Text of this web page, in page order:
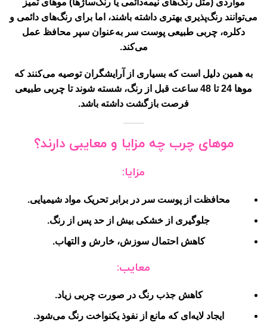
می‌توانند رنگ‌پذیری بهتری داشته باشند، اما برای رنگ‌های دائمی و
دکلره، چربی طبیعی پوست سر به‌عنوان سپر محافظ عمل
می‌کند.
به همین دلیل است که بسیاری از آرایشگران توصیه می‌کنند که
موها 24 تا 48 ساعت قبل از رنگ، شسته شوند تا چربی طبیعی
فرصت بازگشت داشته باشد.
موهای چرب چه مزایا و معایبی دارند؟
مزایا:
محافظت از پوست سر در برابر تحریک مواد شیمیایی.
جلوگیری از خشکی بیش از حد پس از رنگ.
کاهش احتمال سوزش، خارش و التهاب.
معایب:
کاهش جذب رنگ در صورت چربی زیاد.
ایجاد لایه‌ای که مانع از نفوذ یکنواخت رنگ می‌شود.